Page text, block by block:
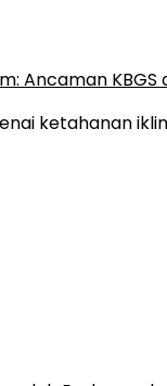
Ancaman KBGS
ketahanan